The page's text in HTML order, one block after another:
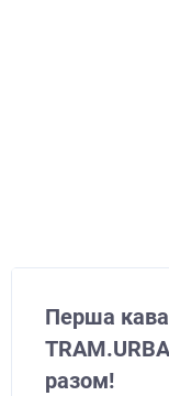
Перша
разом!